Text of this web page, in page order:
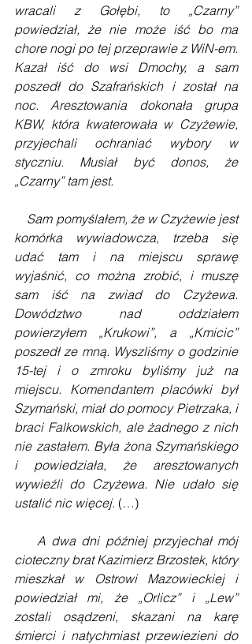
wracali z Gołębi, to „Czarny”
powiedział, że nie może iść bo ma
chore nogi po tej przeprawie z WiN-em.
Kazał iść do wsi Dmochy, a sam
poszedł do Szafrańskich i został na
noc. Aresztowania dokonała grupa
KBW, która kwaterowała w Czyżewie,
przyjechali ochraniać wybory w
styczniu. Musiał być donos, że
„Czarny” tam jest.
komórka wywiadowcza, trzeba się
udać tam i na miejscu sprawę
wyjaśnić, co można zrobić, i muszę
sam iść na zwiad do Czyżewa.
Dowództwo nad oddziałem
powierzyłem „Krukowi”, a „Kmicic”
poszedł ze mną. Wyszliśmy o godzinie
15-tej i o zmroku byliśmy już na
miejscu. Komendantem placówki był
Szymański, miał do pomocy Pietrzaka, i
braci Falkowskich, ale żadnego z nich
nie zastałem. Była żona Szymańskiego
i powiedziała, że aresztowanych
wywieźli do Czyżewa. Nie udało się
ustalić nic więcej. (…)
cioteczny brat Kazimierz Brzostek, który
mieszkał w Ostrowi Mazowieckiej i
powiedział mi, że „Orlicz” i „Lew”
zostali osądzeni, skazani na karę
śmierci i natychmiast przewiezieni do